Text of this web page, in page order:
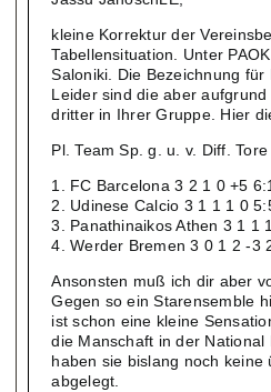
kleine Korrektur der
Tabellensituation. Unter
Saloniki. Die Bezeichnung für
Leider sind die aber
dritter in Ihrer Gruppe. Hier
Pl. Team Sp. g. u. v. Diff. Tore
1. FC Barcelona 3 2 1 0 +5
2. Udinese Calcio 3 1 1 1 0
3. Panathinaikos Athen 3 1 1
4. Werder Bremen 3 0 1 2 -3
Ansonsten muß ich dir aber
Gegen so ein Starensemble
ist schon eine kleine
die Manschaft in der National
haben sie bislang noch keine
abgelegt.